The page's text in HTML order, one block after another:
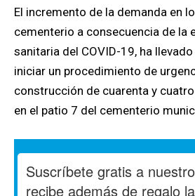
El incremento de la demanda en
cementerio a consecuencia de la
sanitaria del COVID-19, ha
iniciar un procedimiento de
construcción de cuarenta y
en el patio 7 del cementerio